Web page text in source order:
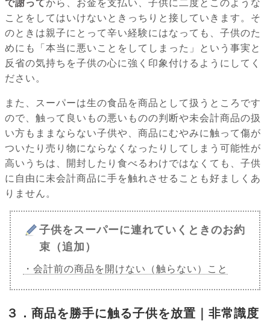
で謝ってから、お金を支払い、子供に二度とこのような
ことをしてはいけないときっちりと接していきます。そ
のときは親子にとって辛い経験にはなっても、子供のた
めにも「本当に悪いことをしてしまった」という事実と
反省の気持ちを子供の心に強く印象付けるようにしてく
ださい。
また、スーパーは生の食品を商品として扱うところです
ので、触って良いもの悪いものの判断や未会計商品の扱
い方もままならない子供や、商品にむやみに触って傷が
ついたり売り物にならなくなったりしてしまう可能性が
高いうちは、開封したり食べるわけではなくても、子供
に自由に未会計商品に手を触れさせることも好ましくあ
りません。
子供をスーパーに連れていくときのお約
束（追加）
・会計前の商品を開けない（触らない）こと
３．商品を勝手に触る子供を放置｜非常識度